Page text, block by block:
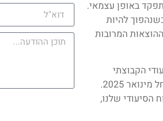
באופן עצמאי.
להיות
המרובות
הקבוצתי
בקופות החולים, החליטה רשות שוק ההון להקשיח באופן משמעותי את תנאי הביטוח הסיעודי החל מינואר 2025.
הסיעודי שלנו,